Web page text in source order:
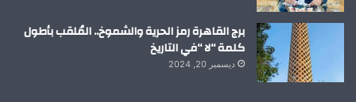
برج القاهرة رمز الحرية والشموخ.. المُلقب بأطول
كلمة “لا “في التاريخ
ديسمبر 20, 2024